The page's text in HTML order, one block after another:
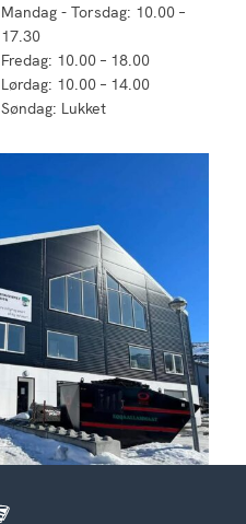
Mandag - Torsdag: 10.00 –
17.30
Fredag: 10.00 – 18.00
Lørdag: 10.00 – 14.00
Søndag: Lukket